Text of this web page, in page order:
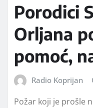
Porodici
Orljana
pomoć,
Radio Koprijan
Požar koji je prošle